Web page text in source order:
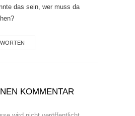
das sein, wer muss da
KOMMENTAR